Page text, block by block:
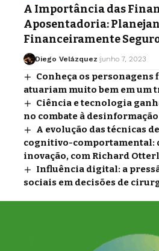
A Importância das
Aposentadoria:
Financeiramente
Diego Velázquez junho 7, 2023
Conheça os personagens
atuariam muito bem em um
Ciência e tecnologia
no combate à
A evolução das técnicas
cognitivo-comportamental:
inovação, com Richard
Influência digital: a
sociais em decisões de